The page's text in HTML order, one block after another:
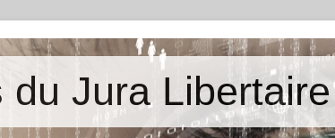
du Jura Libertaire